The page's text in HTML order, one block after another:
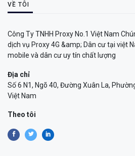
VỀ TÔI
Công Ty TNHH Proxy No.1 Việt Nam
dịch vụ Proxy 4G &amp; Dân cư tại việt
mobile và dân cư uy tín chất lượng
Địa chỉ
Số 6 N1, Ngõ 40, Đường Xuân La,
Việt Nam
Theo tôi